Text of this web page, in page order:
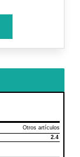
Otros artículos
2.4